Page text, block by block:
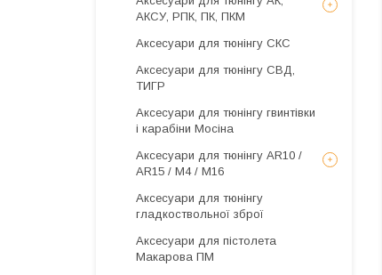
АКСУ, РПК, ПК, ПКМ
Аксесуари для тюнінгу СКС
Аксесуари для тюнінгу СВД,
ТИГР
Аксесуари для тюнінгу гвинтівки
і карабіни Мосіна
Аксесуари для тюнінгу AR10 /
AR15 / М4 / М16
Аксесуари для тюнінгу
гладкоствольної зброї
Аксесуари для пістолета
Макарова ПМ